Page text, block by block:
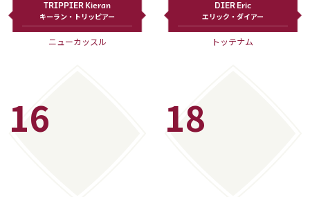
TRIPPIER Kieran
キーラン・トリッピアー
ニューカッスル
DIER Eric
エリック・ダイアー
トッテナム
16 18